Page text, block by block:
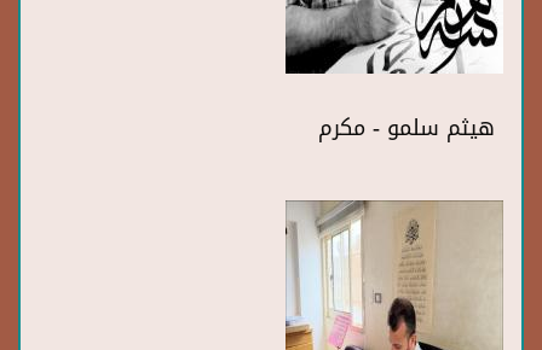
هيثم سلمو - مكرم